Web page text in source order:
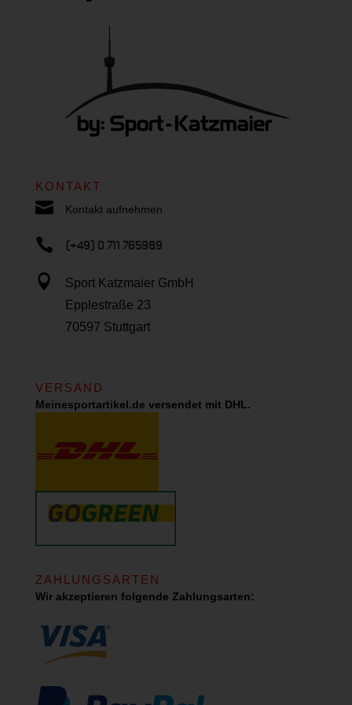
KONTAKT
 Kontakt aufnehmen
 (+49) 0 711 765989

Sport Katzmaier GmbH
Epplestraße 23
70597 Stuttgart
VERSAND
Meinesportartikel.de versendet mit DHL.
ZAHLUNGSARTEN
Wir akzeptieren folgende Zahlungsarten: